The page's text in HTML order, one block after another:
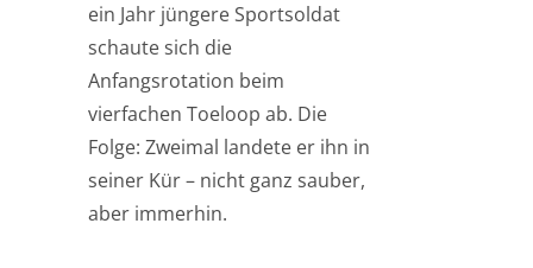
ein Jahr jüngere Sportsoldat
schaute sich die
Anfangsrotation beim
vierfachen Toeloop ab. Die
Folge: Zweimal landete er ihn in
seiner Kür – nicht ganz sauber,
aber immerhin.